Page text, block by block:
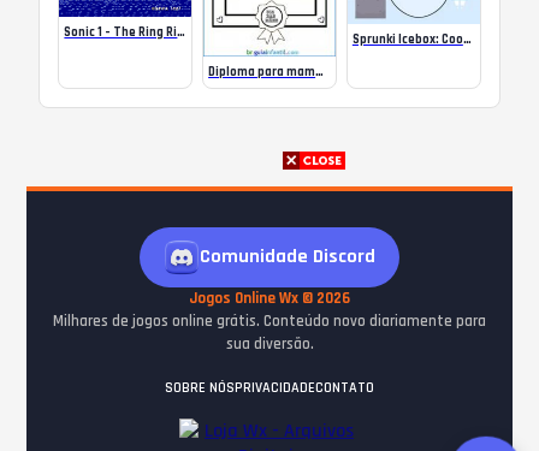
Sonic 1 – The Ring Ride 1
Diploma para mamães. Desenhos para colorir
Sprunki Icebox: Cool As Ice Online
Comunidade Discord
Jogos Online Wx © 2026
Milhares de jogos online grátis. Conteúdo novo diariamente para
sua diversão.
SOBRE NÓSPRIVACIDADECONTATO